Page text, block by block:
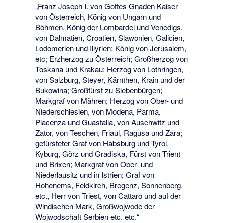
„Franz Joseph I. von Gottes Gnaden Kaiser
von Österreich, König von Ungarn und
Böhmen, König der Lombardei und Venedigs,
von Dalmatien, Croatien, Slawonien, Galicien,
Lodomerien und Illyrien; König von Jerusalem,
etc; Erzherzog zu Österreich; Großherzog von
Toskana und Krakau; Herzog von Lothringen,
von Salzburg, Steyer, Kärnthen, Krain und der
Bukowina; Großfürst zu Siebenbürgen;
Markgraf von Mähren; Herzog von Ober- und
Niederschlesien, von Modena, Parma,
Piacenza und Guastalla, von Auschwitz und
Zator, von Teschen, Friaul, Ragusa und Zara;
gefürsteter Graf von Habsburg und Tyrol,
Kyburg, Görz und Gradiska, Fürst von Trient
und Brixen; Markgraf von Ober- und
Niederlausitz und in Istrien; Graf von
Hohenems, Feldkirch, Bregenz, Sonnenberg,
etc., Herr von Triest, von Cattaro und auf der
Windischen Mark, Großwojwode der
Wojwodschaft Serbien etc. etc.“